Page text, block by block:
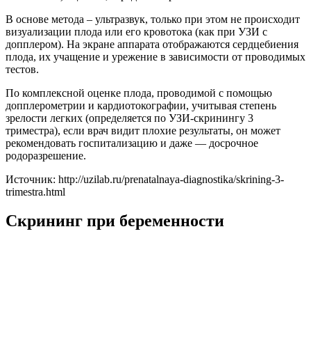
В основе метода – ультразвук, только при этом не происходит
визуализации плода или его кровотока (как при УЗИ с
допплером). На экране аппарата отображаются сердцебиения
плода, их учащение и урежение в зависимости от проводимых
тестов.
По комплексной оценке плода, проводимой с помощью
допплерометрии и кардиотокографии, учитывая степень
зрелости легких (определяется по УЗИ-скринингу 3
триместра), если врач видит плохие результаты, он может
рекомендовать госпитализацию и даже — досрочное
родоразрешение.
Источник: http://uzilab.ru/prenatalnaya-diagnostika/skrining-3-
trimestra.html
Скрининг при беременности